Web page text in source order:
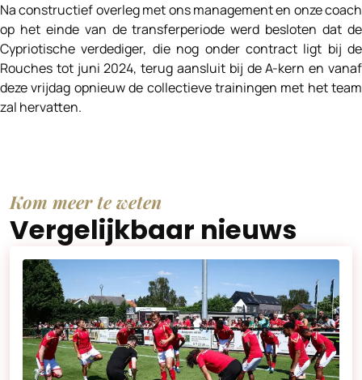
Na constructief overleg met ons management en onze coach
op het einde van de transferperiode werd besloten dat de
Cypriotische verdediger, die nog onder contract ligt bij de
Rouches tot juni 2024, terug aansluit bij de A-kern en vanaf
deze vrijdag opnieuw de collectieve trainingen met het team
zal hervatten.
Kom meer te weten
Vergelijkbaar nieuws